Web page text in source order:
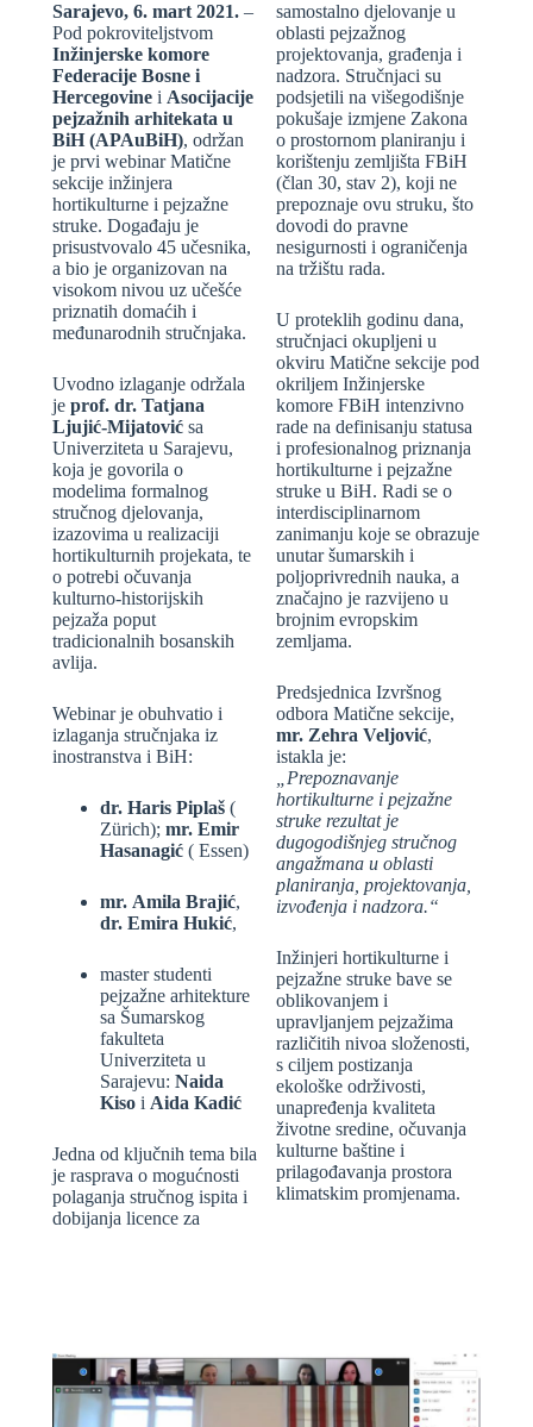
Sarajevo, 6. mart 2021. –
Pod pokroviteljstvom
Inžinjerske komore
Federacije Bosne i
Hercegovine i Asocijacije
pejzažnih arhitekata u
BiH (APAuBiH), održan
je prvi webinar Matične
sekcije inžinjera
hortikulturne i pejzažne
struke. Događaju je
prisustvovalo 45 učesnika,
a bio je organizovan na
visokom nivou uz učešće
priznatih domaćih i
međunarodnih stručnjaka.
Uvodno izlaganje održala
je prof. dr. Tatjana
Ljujić-Mijatović sa
Univerziteta u Sarajevu,
koja je govorila o
modelima formalnog
stručnog djelovanja,
izazovima u realizaciji
hortikulturnih projekata, te
o potrebi očuvanja
kulturno-historijskih
pejzaža poput
tradicionalnih bosanskih
avlija.
Webinar je obuhvatio i
izlaganja stručnjaka iz
inostranstva i BiH:
dr. Haris Piplaš (
Zürich); mr. Emir
Hasanagić ( Essen)
mr. Amila Brajić,
dr. Emira Hukić,
master studenti
pejzažne arhitekture
sa Šumarskog
fakulteta
Univerziteta u
Sarajevu: Naida
Kiso i Aida Kadić
Jedna od ključnih tema bila
je rasprava o mogućnosti
polaganja stručnog ispita i
dobijanja licence za
samostalno djelovanje u
oblasti pejzažnog
projektovanja, građenja i
nadzora. Stručnjaci su
podsjetili na višegodišnje
pokušaje izmjene Zakona
o prostornom planiranju i
korištenju zemljišta FBiH
(član 30, stav 2), koji ne
prepoznaje ovu struku, što
dovodi do pravne
nesigurnosti i ograničenja
na tržištu rada.
U proteklih godinu dana,
stručnjaci okupljeni u
okviru Matične sekcije pod
okriljem Inžinjerske
komore FBiH intenzivno
rade na definisanju statusa
i profesionalnog priznanja
hortikulturne i pejzažne
struke u BiH. Radi se o
interdisciplinarnom
zanimanju koje se obrazuje
unutar šumarskih i
poljoprivrednih nauka, a
značajno je razvijeno u
brojnim evropskim
zemljama.
Predsjednica Izvršnog
odbora Matične sekcije,
mr. Zehra Veljović,
istakla je:
„Prepoznavanje
hortikulturne i pejzažne
struke rezultat je
dugogodišnjeg stručnog
angažmana u oblasti
planiranja, projektovanja,
izvođenja i nadzora.“
Inžinjeri hortikulturne i
pejzažne struke bave se
oblikovanjem i
upravljanjem pejzažima
različitih nivoa složenosti,
s ciljem postizanja
ekološke održivosti,
unapređenja kvaliteta
životne sredine, očuvanja
kulturne baštine i
prilagođavanja prostora
klimatskim promjenama.